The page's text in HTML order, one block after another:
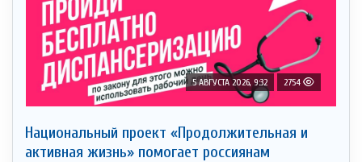
5 АВГУСТА 2026, 9:32 2754
Национальный проект «Продолжительная и
активная жизнь» помогает россиянам